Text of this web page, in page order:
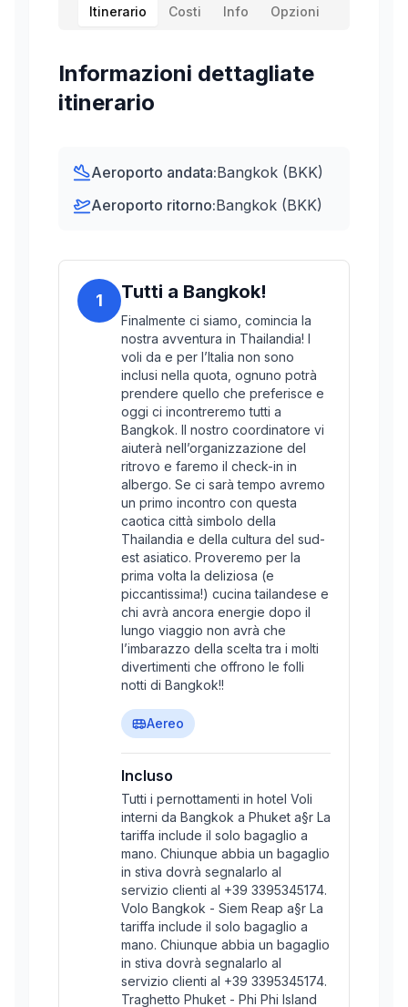
Itinerario Costi Info Opzioni
Informazioni dettagliate
itinerario
Aeroporto andata:Bangkok (BKK)
Aeroporto ritorno:Bangkok (BKK)
1 Tutti a Bangkok!
Finalmente ci siamo, comincia la
nostra avventura in Thailandia! I
voli da e per l’Italia non sono
inclusi nella quota, ognuno potrà
prendere quello che preferisce e
oggi ci incontreremo tutti a
Bangkok. Il nostro coordinatore vi
aiuterà nell’organizzazione del
ritrovo e faremo il check-in in
albergo. Se ci sarà tempo avremo
un primo incontro con questa
caotica città simbolo della
Thailandia e della cultura del sud-
est asiatico. Proveremo per la
prima volta la deliziosa (e
piccantissima!) cucina tailandese e
chi avrà ancora energie dopo il
lungo viaggio non avrà che
l’imbarazzo della scelta tra i molti
divertimenti che offrono le folli
notti di Bangkok!!
Aereo
Incluso
Tutti i pernottamenti in hotel Voli
interni da Bangkok a Phuket a§r La
tariffa include il solo bagaglio a
mano. Chiunque abbia un bagaglio
in stiva dovrà segnalarlo al
servizio clienti al +39 3395345174.
Volo Bangkok - Siem Reap a§r La
tariffa include il solo bagaglio a
mano. Chiunque abbia un bagaglio
in stiva dovrà segnalarlo al
servizio clienti al +39 3395345174.
Traghetto Phuket - Phi Phi Island